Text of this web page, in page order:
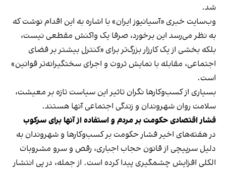
شد.
وب‌سایت خبری «آسیانیوز ایران» با اشاره به این اقدام نوشت که
به نظر می‌رسد این برخورد، صرفا یک واکنش مقطعی نیست،
بلکه بخشی از یک کارزار بزرگ‌تر برای «کنترل بیشتر بر فضای
اجتماعی، مقابله با نمایش ثروت و اجرای سختگیرانه‌تر قوانین»
است.
بسیاری از کسب‌وکارها نگران تاثیر این سیاست‌ تازه بر معیشت،
سلامت روان شهروندان و زندگی اجتماعی آنها هستند.
فشار اقتصادی حکومت بر مردم و استفاده از آنها برای سرکوب
در هفته‌های اخیر فشار حکومت بر کسب‌وکارها و شهروندان به
دلیل سرپیچی از قانون حجاب اجباری، رقص و سرو مشروبات
الکلی افزایش چشمگیری پیدا کرده است. از جمله، در پی انتشار